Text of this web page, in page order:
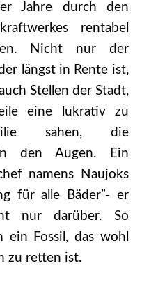
Jahre durch den
rentabel
Nicht nur der
längst in Rente ist,
Stellen der Stadt,
eine lukrativ zu
sahen, die
den Augen. Ein
namens Naujoks
für alle Bäder”- er
nur darüber. So
ein Fossil, das wohl
zu retten ist.